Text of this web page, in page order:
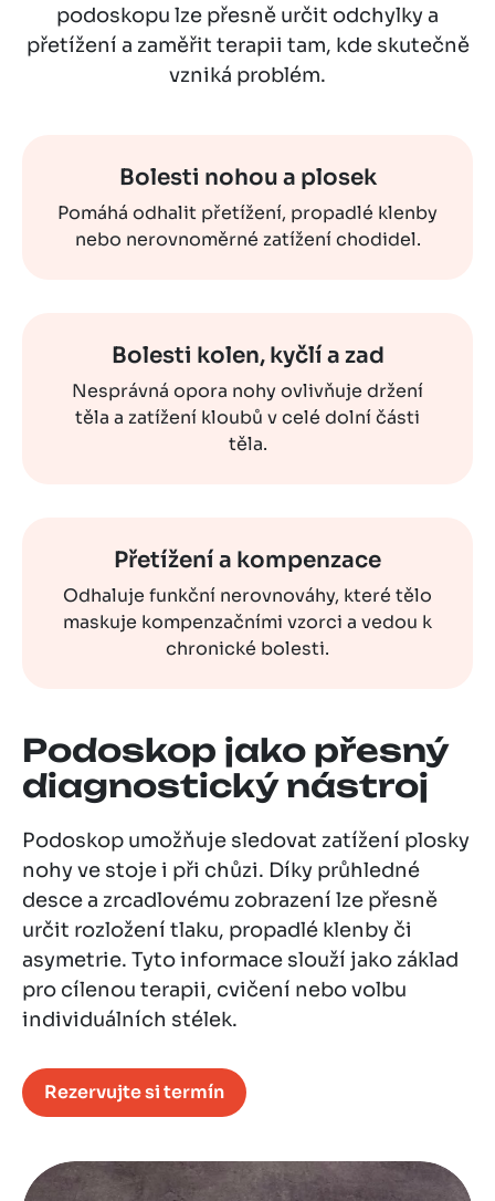
podoskopu lze přesně určit odchylky a
přetížení a zaměřit terapii tam, kde skutečně
vzniká problém.
Bolesti nohou a plosek
Pomáhá odhalit přetížení, propadlé klenby
nebo nerovnoměrné zatížení chodidel.
Bolesti kolen, kyčlí a zad
Nesprávná opora nohy ovlivňuje držení
těla a zatížení kloubů v celé dolní části
těla.
Přetížení a kompenzace
Odhaluje funkční nerovnováhy, které tělo
maskuje kompenzačními vzorci a vedou k
chronické bolesti.
Podoskop jako přesný
diagnostický nástroj
Podoskop umožňuje sledovat zatížení plosky
nohy ve stoje i při chůzi. Díky průhledné
desce a zrcadlovému zobrazení lze přesně
určit rozložení tlaku, propadlé klenby či
asymetrie. Tyto informace slouží jako základ
pro cílenou terapii, cvičení nebo volbu
individuálních stélek.
Rezervujte si termín